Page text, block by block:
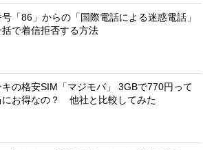
号「86」からの「国際電話による迷惑電話」
括で着信拒否する方法
キの格安SIM「マジモバ」 3GBで770円って
にお得なの？ 他社と比較してみた